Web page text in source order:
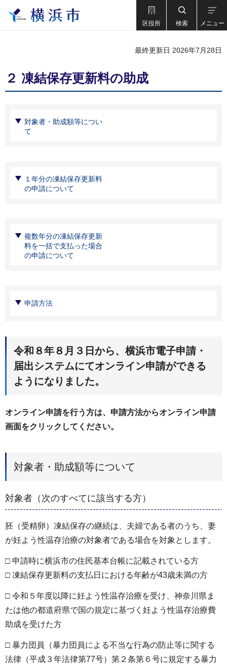
区役所 検索 メニュー
最終更新日 2026年7月28日
２ 凍結保存更新料の助成
対象者・助成額等につい
て
１年分の凍結保存更新料
の申請について
複数年分の凍結保存更新
料を一括で支払った場合
の申請について
申請方法
令和８年８月３日から、横浜市電子申請・
届出システムにてオンライン申請ができる
ようになりました。
オンライン申請を行う方は、申請方法からオンライン申請
画面をクリックしてください。
対象者・助成額等について
対象者（次のすべてに該当する方）
胚（受精卵）凍結保存の継続は、夫婦である者のうち、妻
が妊よう性温存治療の対象者である場合を対象とします。
□ 申請時に横浜市の住民基本台帳に記載されている方
□ 凍結保存更新料の支払日における年齢が43歳未満の方
□ 令和５年度以降に妊よう性温存治療を受け、神奈川県ま
たは他の都道府県で国の規定に基づく妊よう性温存治療費
助成を受けた方
□ 暴力団員（暴力団員による不当な行為の防止等に関する
法律（平成３年法律第77号）第２条第６号に規定する暴力